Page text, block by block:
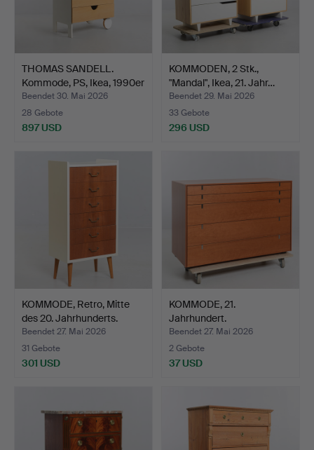
THOMAS SANDELL.
Kommode, PS, Ikea, 1990er
…
Beendet 30. Mai 2026
28 Gebote
897 USD
KOMMODEN, 2 Stk.,
"Mandal", Ikea, 21. Jahr…
Beendet 29. Mai 2026
33 Gebote
296 USD
KOMMODE, Retro, Mitte
des 20. Jahrhunderts.
Beendet 27. Mai 2026
31 Gebote
301 USD
KOMMODE, 21.
Jahrhundert.
Beendet 27. Mai 2026
2 Gebote
37 USD